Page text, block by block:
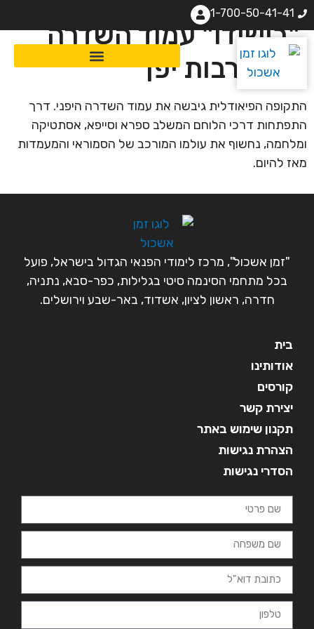
1-700-50-41-41
"בושידו" עמוד השדרה
של תרבות יפן
התקופה הפיאודלית גיבשה את עמוד השדרה היפני. דרך
התפתחות דרכי הלוחם המשלב ספרא וסייפא, אסתטיקה
ומלחמה, נחשוף את עולמו המורכב של הסמוראי והמעמדות
מאז להיום.
"זמן אשכול", מרכז לימודי הפנאי הגדול בישראל, פועל
בכל מתחמי הסינמה סיטי בגלילות, כפר-סבא, נתניה,
חדרה, ראשון לציון, אשדוד, באר-שבע וירושלים.
בית
אודותינו
קורסים
יצירת קשר
תקנון שימוש באתר
הצהרת נגישות
הסדרי נגישות